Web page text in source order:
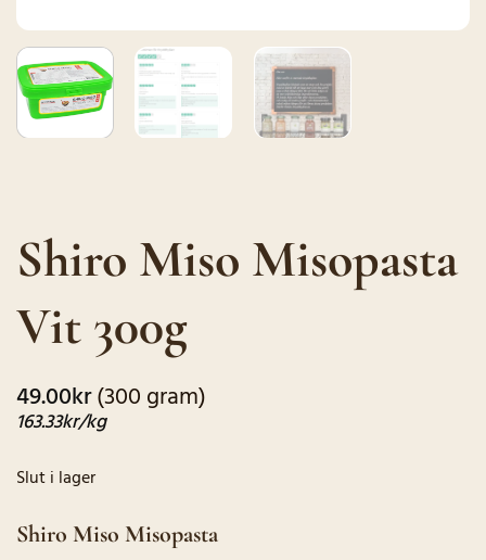
Shiro Miso Misopasta
Vit 300g
49.00kr(300 gram)
163.33kr/kg
Slut i lager
Shiro Miso Misopasta